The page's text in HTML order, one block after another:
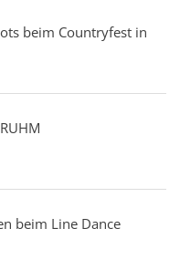
beim Countryfest in
beim Line Dance